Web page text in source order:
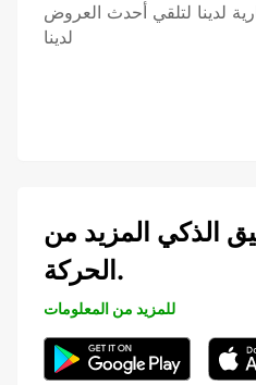
لدينا لتلقي أحدث العروض
لدينا
الذكي المزيد من
الحركة.
للمزيد من المعلومات